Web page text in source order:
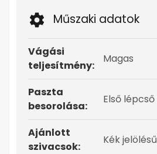
Műszaki adatok
Vágási
teljesítmény:
Magas
Paszta
besorolása:
Első
Ajánlott
szivacsok:
Kék